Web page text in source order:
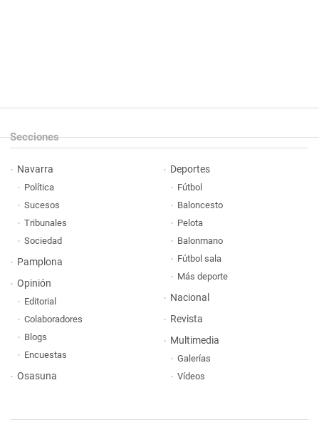
Secciones
Navarra
Política
Sucesos
Tribunales
Sociedad
Pamplona
Opinión
Editorial
Colaboradores
Blogs
Encuestas
Osasuna
Deportes
Fútbol
Baloncesto
Pelota
Balonmano
Fútbol sala
Más deporte
Nacional
Revista
Multimedia
Galerías
Vídeos